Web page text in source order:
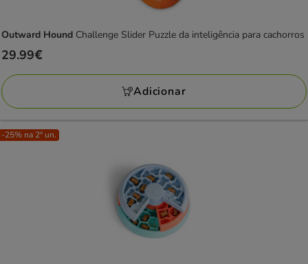
Outward Hound Challenge Slider Puzzle da inteligência para cachorros
Preço
29.99€
29.99€
Adicionar
-25% na 2ª un.